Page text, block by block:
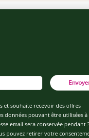
et souhaite recevoir des offres
données pouvant être utilisées à
email sera conservée pendant
pouvez retirer votre